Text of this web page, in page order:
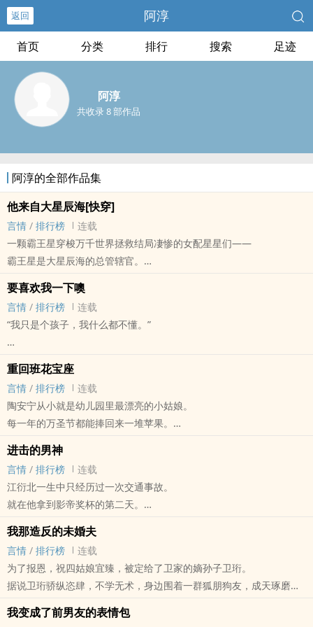
返回 阿淳
首页 分类 排行 搜索 足迹
阿淳
共收录 8 部作品
阿淳的全部作品集
他来自大星辰海[快穿]
言情 / 排行榜
连载
一颗霸王星穿梭万千世界拯救结局凄惨的女配星星们——
霸王星是大星辰海的总管辖官。
变得蔫了吧唧的。
光芒黯淡。
后来才知道，原来是因为在体验人生的途中受到了挫伤。
结局凄惨，打击惨重。
为了重振大星辰海的威风，霸王星决定要亲自去拯救自己的星星们！
男主快穿言情文 新增2章番外完结
要喜欢我一下噢
言情 / 排行榜
连载
“我只是个孩子，我什么都不懂。”
狭窄阴暗的廊道里，小姑娘被抵在墙角，神情胆怯，嗓音微颤。
在她面前，站着一个身高腿长，眼神幽暗的英俊男人。
“你什么都不懂是吧？”
男人的语气很平静，“你他妈什么都不懂，你往自己衣服里塞个枕头和
血袋，跑大街上声泪俱下地说老子始乱终弃，剖腹取子？鹿绿，你他
妈要是成年了还能得了？”
重回班花宝座
言情 / 排行榜
连载
陶安宁从小就是幼儿园里最漂亮的小姑娘。
每一年的万圣节都能捧回来一堆苹果。
是她的人生常态。
然而她老是觉得自己有病。
患了严重的“贫穷且不能读书”之症。
直到有一天，她发现
自己变成了一个回回考第一的学霸。
且家境富裕，父慈母爱。
就是......有点胖。
进击的男神
言情 / 排行榜
连载
江衍北一生中只经历过一次交通事故。
就在他拿到影帝奖杯的第二天。
一击毙命。
他除了智商基本面目全非。
换句话说，
他穿越了。
穿的还是自己客串的电影里的最大反派。
我那造反的未婚夫
言情 / 排行榜
连载
为了报恩，祝四姑娘宜臻，被定给了卫家的嫡孙子卫珩。
据说卫珩骄纵恣肆，不学无术，身边围着一群狐朋狗友，成天琢磨些
旁门左道。
除了一副好相貌，简直一无是处。
我变成了前男友的表情包